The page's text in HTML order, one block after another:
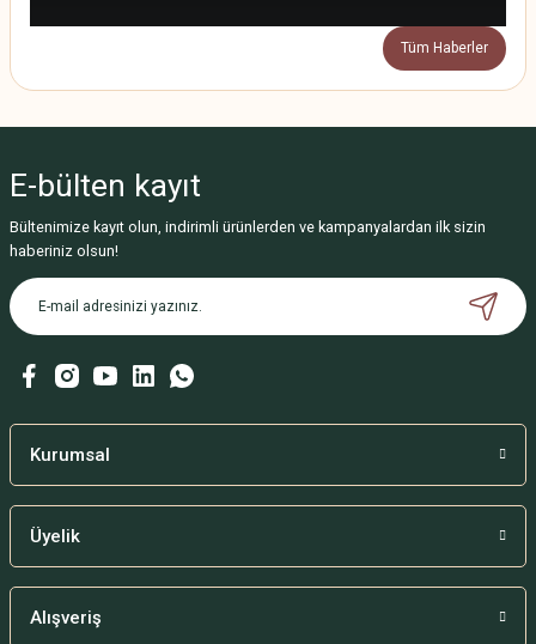
Tüm Haberler
E-bülten kayıt
Bültenimize kayıt olun, indirimli ürünlerden ve kampanyalardan ilk sizin
haberiniz olsun!
Kurumsal
Üyelik
Alışveriş